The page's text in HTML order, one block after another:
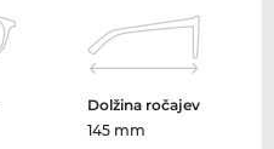
Dolžina ročajev
145 mm